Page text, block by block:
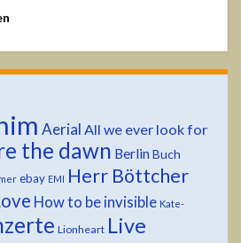
Aerial All we ever look for
the dawn Berlin Buch
ebay EMI Herr Böttcher
How to be invisible Kate-
Lionheart Live